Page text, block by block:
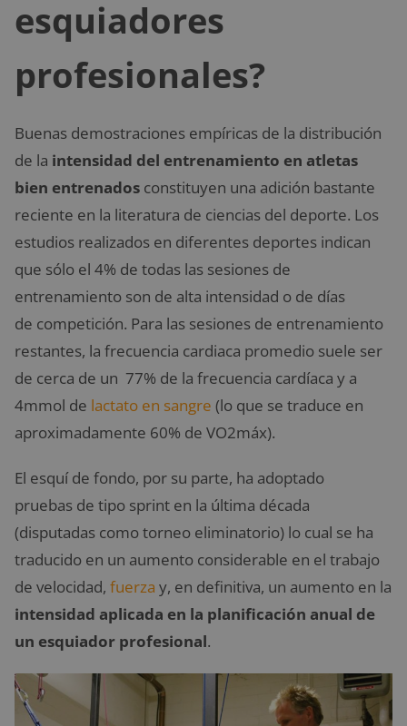
esquiadores
profesionales?
Buenas demostraciones empíricas de la distribución
de la intensidad del entrenamiento en atletas
bien entrenados constituyen una adición bastante
reciente en la literatura de ciencias del deporte. Los
estudios realizados en diferentes deportes indican
que sólo el 4% de todas las sesiones de
entrenamiento son de alta intensidad o de días
de competición. Para las sesiones de entrenamiento
restantes, la frecuencia cardiaca promedio suele ser
de cerca de un 77% de la frecuencia cardíaca y a
4mmol de lactato en sangre (lo que se traduce en
aproximadamente 60% de VO2máx).
El esquí de fondo, por su parte, ha adoptado
pruebas de tipo sprint en la última década
(disputadas como torneo eliminatorio) lo cual se ha
traducido en un aumento considerable en el trabajo
de velocidad, fuerza y, en definitiva, un aumento en la
intensidad aplicada en la planificación anual de
un esquiador profesional.